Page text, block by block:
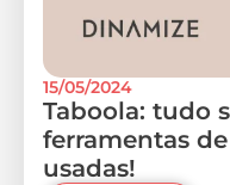
15/05/2024
Taboola: tudo
ferramentas
usadas!